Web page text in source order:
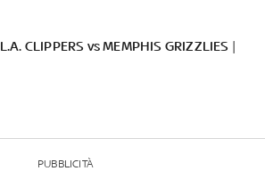
L.A. CLIPPERS vs MEMPHIS GRIZZLIES |
PUBBLICITÀ